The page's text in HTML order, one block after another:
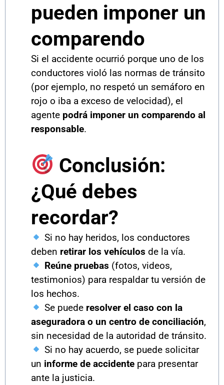
pueden imponer un
comparendo
Si el accidente ocurrió porque uno de los
conductores violó las normas de tránsito
(por ejemplo, no respetó un semáforo en
rojo o iba a exceso de velocidad), el
agente podrá imponer un comparendo al
responsable.
Conclusión:
¿Qué debes
recordar?
Si no hay heridos, los conductores
deben retirar los vehículos de la vía.
Reúne pruebas (fotos, videos,
testimonios) para respaldar tu versión de
los hechos.
Se puede resolver el caso con la
aseguradora o un centro de conciliación,
sin necesidad de la autoridad de tránsito.
Si no hay acuerdo, se puede solicitar
un informe de accidente para presentar
ante la justicia.